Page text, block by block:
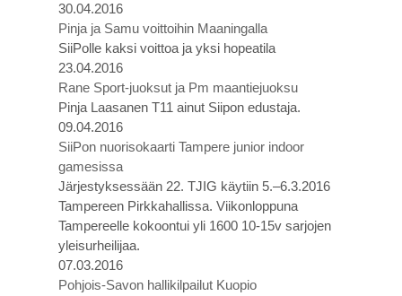
30.04.2016
Pinja ja Samu voittoihin Maaningalla
SiiPolle kaksi voittoa ja yksi hopeatila
23.04.2016
Rane Sport-juoksut ja Pm maantiejuoksu
Pinja Laasanen T11 ainut Siipon edustaja.
09.04.2016
SiiPon nuorisokaarti Tampere junior indoor
gamesissa
Järjestyksessään 22. TJIG käytiin 5.–6.3.2016
Tampereen Pirkkahallissa. Viikonloppuna
Tampereelle kokoontui yli 1600 10-15v sarjojen
yleisurheilijaa.
07.03.2016
Pohjois-Savon hallikilpailut Kuopio